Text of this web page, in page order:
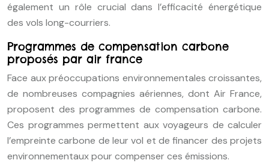
également un rôle crucial dans l’efficacité énergétique
des vols long-courriers.
Programmes de compensation carbone
proposés par air france
Face aux préoccupations environnementales croissantes,
de nombreuses compagnies aériennes, dont Air France,
proposent des programmes de compensation carbone.
Ces programmes permettent aux voyageurs de calculer
l’empreinte carbone de leur vol et de financer des projets
environnementaux pour compenser ces émissions.